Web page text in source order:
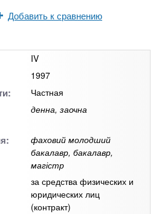
рубежом
Добавить к сравнению
IV
1997
Частная
денна, заочна
фаховий молодший
бакалавр, бакалавр,
магістр
за средства физических и
юридических лиц
(контракт)